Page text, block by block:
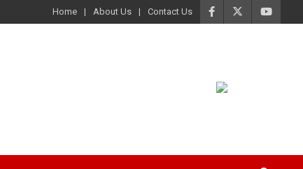
Home About Us Contact Us